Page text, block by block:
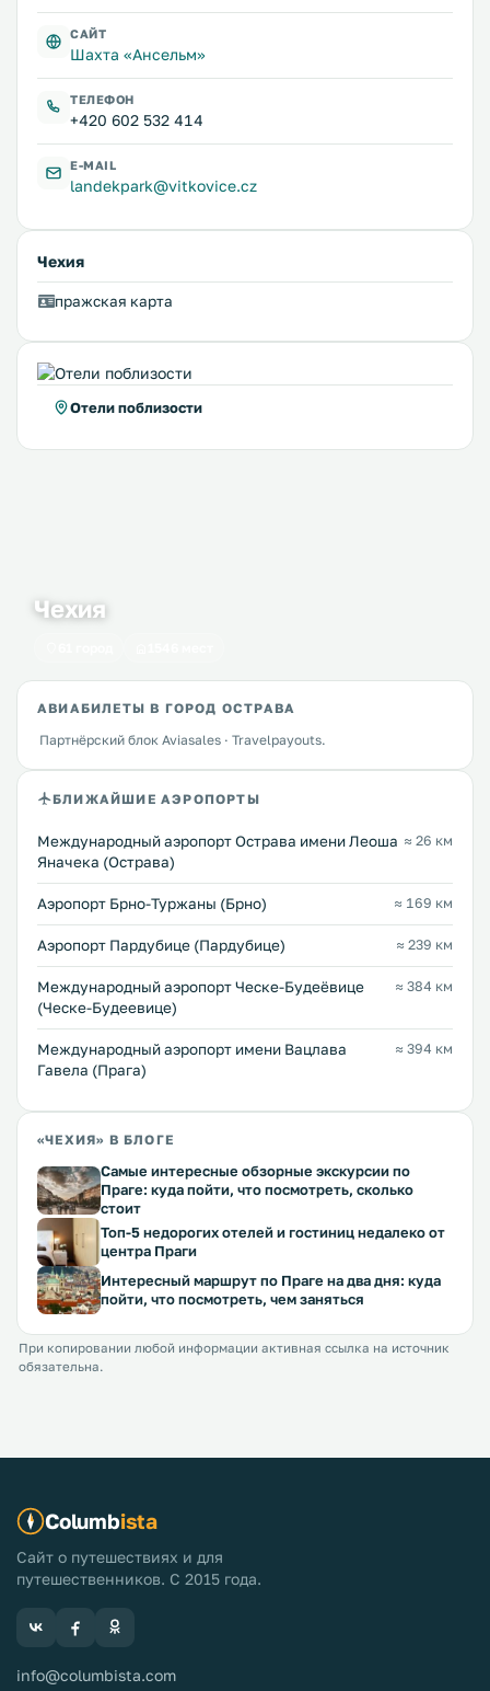
САЙТ
Шахта «Ансельм»
ТЕЛЕФОН
+420 602 532 414
E-MAIL
landekpark@vitkovice.cz
Чехия
пражская карта
Отели поблизости
Чехия
АВИАБИЛЕТЫ В ГОРОД ОСТРАВА
Партнёрский блок Aviasales · Travelpayouts.
БЛИЖАЙШИЕ АЭРОПОРТЫ
Международный аэропорт Острава имени Леоша
Яначека (Острава)
≈ 26 км
Аэропорт Брно-Туржаны (Брно) ≈ 169 км
Аэропорт Пардубице (Пардубице) ≈ 239 км
Международный аэропорт Ческе-Будеёвице
(Ческе-Будеевице)
≈ 384 км
Международный аэропорт имени Вацлава
Гавела (Прага)
≈ 394 км
«ЧЕХИЯ» В БЛОГЕ
Самые интересные обзорные экскурсии по
Праге: куда пойти, что посмотреть, сколько
стоит
Топ-5 недорогих отелей и гостиниц недалеко от
центра Праги
Интересный маршрут по Праге на два дня: куда
пойти, что посмотреть, чем заняться
При копировании любой информации активная ссылка на источник
обязательна.
Columbista
Сайт о путешествиях и для
путешественников. С 2015 года.
info@columbista.com